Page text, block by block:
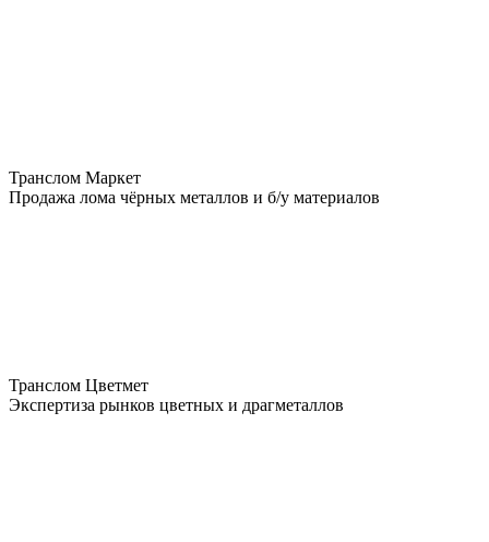
Транслом Маркет
Продажа лома чёрных металлов и б/у материалов
Транслом Цветмет
Экспертиза рынков цветных и драгметаллов